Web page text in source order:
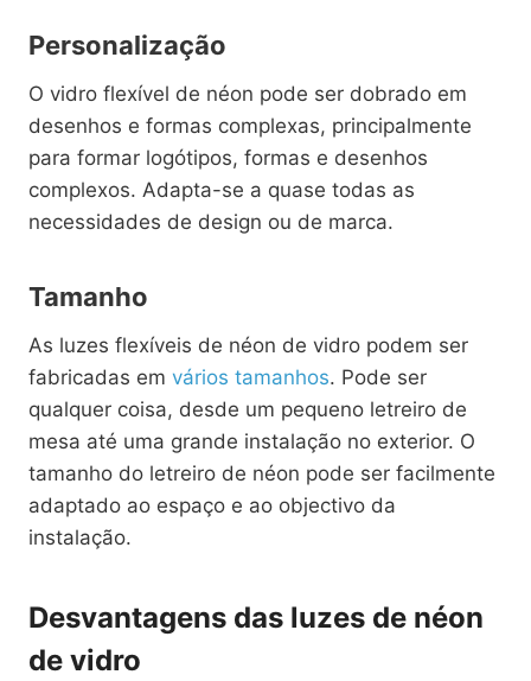
Personalização
O vidro flexível de néon pode ser dobrado em
desenhos e formas complexas, principalmente
para formar logótipos, formas e desenhos
complexos. Adapta-se a quase todas as
necessidades de design ou de marca.
Tamanho
As luzes flexíveis de néon de vidro podem ser
fabricadas em vários tamanhos. Pode ser
qualquer coisa, desde um pequeno letreiro de
mesa até uma grande instalação no exterior. O
tamanho do letreiro de néon pode ser facilmente
adaptado ao espaço e ao objectivo da
instalação.
Desvantagens das luzes de néon
de vidro